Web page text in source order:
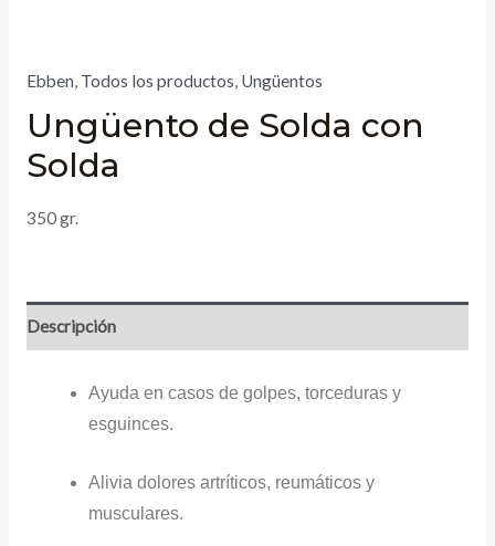
Ebben, Todos los productos, Ungüentos
Ungüento de Solda con
Solda
350 gr.
Descripción
Ayuda en casos de golpes, torceduras y
esguinces.
Alivia dolores artríticos, reumáticos y
musculares.